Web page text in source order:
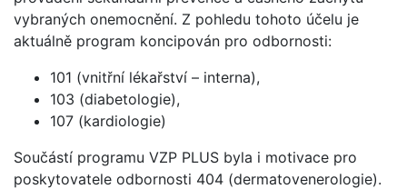
vybraných onemocnění. Z pohledu tohoto účelu je
aktuálně program koncipován pro odbornosti:
101 (vnitřní lékařství – interna),
103 (diabetologie),
107 (kardiologie)
Součástí programu VZP PLUS byla i motivace pro
poskytovatele odbornosti 404 (dermatovenerologie).